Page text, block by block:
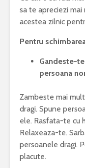
sa te apreciezi
acestea zilnic
Pentru
Gandeste-
persoana
Zambeste mai
dragi. Spune
ele. Rasfata-te cu
Relaxeaza-te.
persoanele dragi.
placute.